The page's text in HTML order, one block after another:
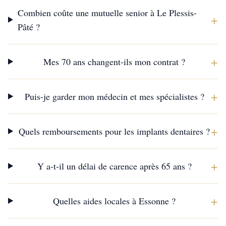
Combien coûte une mutuelle senior à Le Plessis-
Pâté ?
+
Mes 70 ans changent-ils mon contrat ? +
Puis-je garder mon médecin et mes spécialistes ? +
Quels remboursements pour les implants dentaires ?+
Y a-t-il un délai de carence après 65 ans ? +
Quelles aides locales à Essonne ? +